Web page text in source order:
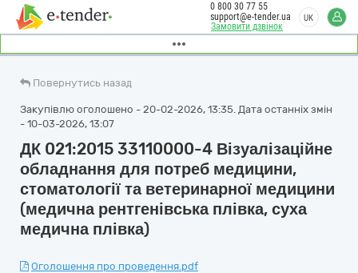
Замовити дзвінок
0 800 30 77 55
support@e-tender.ua
UK
Повернутись назад
Закупівлю оголошено - 20-02-2026, 13:35. Дата останніх змін
- 10-03-2026, 13:07
ДК 021:2015 33110000-4 Візуалізаційне
обладнання для потреб медицини,
стоматології та ветеринарної медицини
(медична рентгенівська плівка, суха
медична плівка)
Оголошення про проведення.pdf